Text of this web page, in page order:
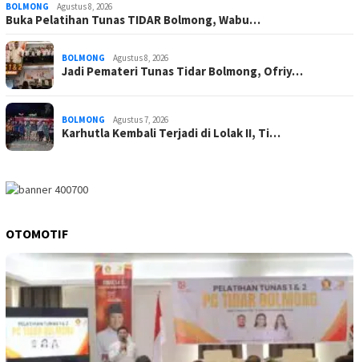
BOLMONG Agustus 8, 2026
Buka Pelatihan Tunas TIDAR Bolmong, Wabu…
BOLMONG Agustus 8, 2026
Jadi Pemateri Tunas Tidar Bolmong, Ofriy…
BOLMONG Agustus 7, 2026
Karhutla Kembali Terjadi di Lolak II, Ti…
OTOMOTIF